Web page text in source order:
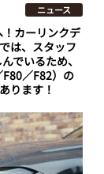
ニュース
カーリンクデ
は、スタッフ
でいるため、
／F82）の
ります！